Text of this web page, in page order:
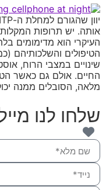
אותה. יש תרופות
העיקרי הוא מדימומים
הטיפולים והשלכותיהם
שינויים במצבי הרוח,
מלאה, הסובלים ממנה
שלחו לנו